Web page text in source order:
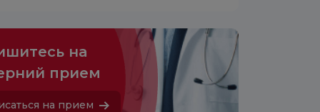
на
прием
на прием